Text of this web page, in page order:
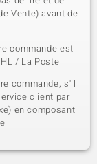
Vente) avant de
commande est
/ La Poste
commande, s'il
client par
en composant